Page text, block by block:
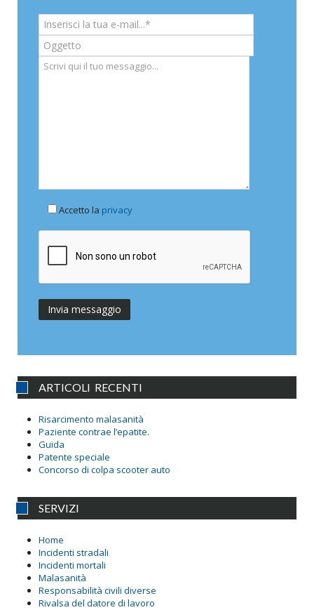
Accetto la privacy
ARTICOLI RECENTI
Risarcimento malasanità
Paziente contrae l’epatite.
Guida
Patente speciale
Concorso di colpa scooter auto
SERVIZI
Home
Incidenti stradali
Incidenti mortali
Malasanità
Responsabilità civili diverse
Rivalsa del datore di lavoro